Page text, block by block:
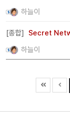
하늘이
[종합]
Secret
하늘이